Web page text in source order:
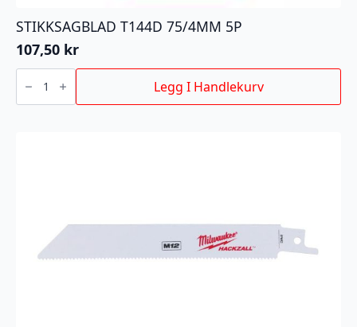
STIKKSAGBLAD T144D 75/4MM 5P
107,50 kr
STIKKSAGBLAD
T144D
75/4MM
5P
Legg I Handlekurv